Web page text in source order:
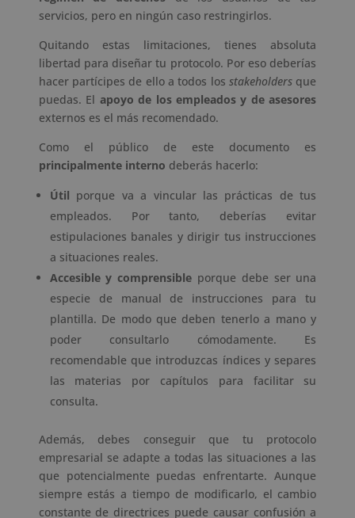
servicios, pero en ningún caso restringirlos.
Quitando estas limitaciones, tienes absoluta
libertad para diseñar tu protocolo. Por eso deberías
hacer partícipes de ello a todos losstakeholders que
puedas. El apoyo de los empleados y de asesores
externos es el más recomendado.
Como el público de este documento es
principalmente interno deberás hacerlo:
Útil porque va a vincular las prácticas de tus
empleados. Por tanto, deberías evitar
estipulaciones banales y dirigir tus instrucciones
a situaciones reales.
Accesible y comprensible porque debe ser una
especie de manual de instrucciones para tu
plantilla. De modo que deben tenerlo a mano y
poder consultarlo cómodamente. Es
recomendable que introduzcas índices y separes
las materias por capítulos para facilitar su
consulta.
Además, debes conseguir que tu protocolo
empresarial se adapte a todas las situaciones a las
que potencialmente puedas enfrentarte. Aunque
siempre estás a tiempo de modificarlo, el cambio
constante de directrices puede causar confusión a